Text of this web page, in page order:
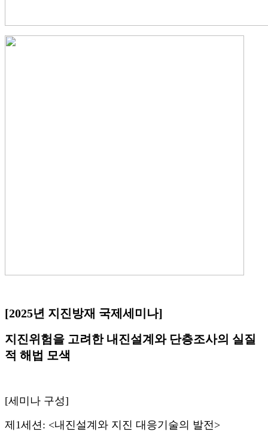
[2025년 지진방재 국제세미나]
지진위험을 고려한 내진설계와 단층조사의 실질
적 해법 모색
[세미나 구성]
제1세션: <내진설계와 지진 대응기술의 발전>